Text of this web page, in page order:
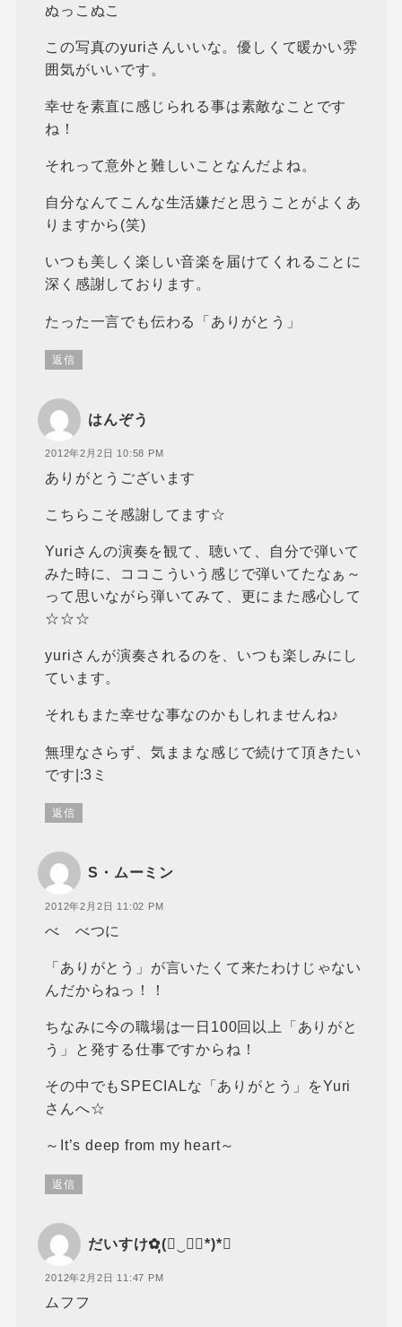
ぬっこぬこ
この写真のyuriさんいいな。優しくて暖かい雰
囲気がいいです。
幸せを素直に感じられる事は素敵なことです
ね！
それって意外と難しいことなんだよね。
自分なんてこんな生活嫌だと思うことがよくあ
りますから(笑)
いつも美しく楽しい音楽を届けてくれることに
深く感謝しております。
たった一言でも伝わる「ありがとう」
返信
はんぞう
2012年2月2日 10:58 PM
ありがとうございます
こちらこそ感謝してます☆
Yuriさんの演奏を観て、聴いて、自分で弾いて
みた時に、ココこういう感じで弾いてたなぁ～
って思いながら弾いてみて、更にまた感心して
☆☆☆
yuriさんが演奏されるのを、いつも楽しみにし
ています。
それもまた幸せな事なのかもしれませんね♪
無理なさらず、気ままな感じで続けて頂きたい
です|:3ミ
返信
S・ムーミン
2012年2月2日 11:02 PM
べ べつに
「ありがとう」が言いたくて来たわけじゃない
んだからねっ！！
ちなみに今の職場は一日100回以上「ありがと
う」と発する仕事ですからね！
その中でもSPECIALな「ありがとう」をYuri
さんへ☆
～It’s deep from my heart～
返信
だいすけ✿ฺฺ(◡‿◡ฺ*)*❤
2012年2月2日 11:47 PM
ムフフ